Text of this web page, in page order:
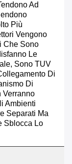
Ad
Più
Vengono
Che Sono
Le
Sono TUV
Di
Di
Verranno
Ambienti
Separati Ma
Sblocca Lo